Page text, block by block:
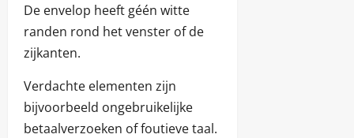
De envelop heeft géén witte
randen rond het venster of de
zijkanten.
Verdachte elementen zijn
bijvoorbeeld ongebruikelijke
betaalverzoeken of foutieve taal.